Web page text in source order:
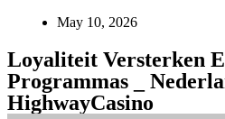
May 10, 2026
Loyaliteit Versterken
Programmas _
HighwayCasino